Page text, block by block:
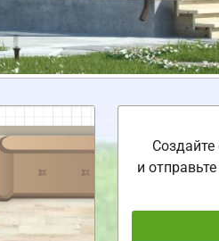
Создайте
и